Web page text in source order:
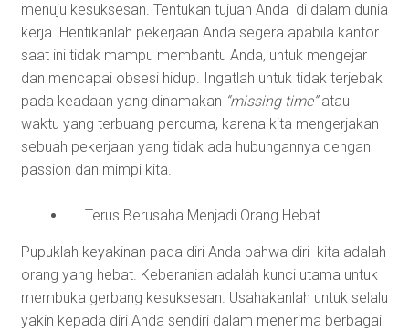
menuju kesuksesan. Tentukan tujuan Anda di dalam dunia
kerja. Hentikanlah pekerjaan Anda segera apabila kantor
saat ini tidak mampu membantu Anda, untuk mengejar
dan mencapai obsesi hidup. Ingatlah untuk tidak terjebak
pada keadaan yang dinamakan “missing time”atau
waktu yang terbuang percuma, karena kita mengerjakan
sebuah pekerjaan yang tidak ada hubungannya dengan
passion dan mimpi kita.
Terus Berusaha Menjadi Orang Hebat
Pupuklah keyakinan pada diri Anda bahwa diri kita adalah
orang yang hebat. Keberanian adalah kunci utama untuk
membuka gerbang kesuksesan. Usahakanlah untuk selalu
yakin kepada diri Anda sendiri dalam menerima berbagai